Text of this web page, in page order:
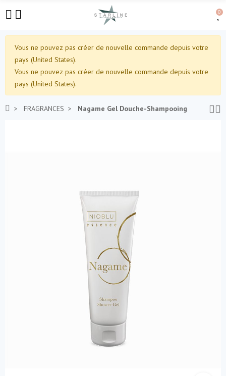
0
Vous ne pouvez pas créer de nouvelle commande depuis votre
pays (United States).
Vous ne pouvez pas créer de nouvelle commande depuis votre
pays (United States).
FRAGRANCES Nagame Gel Douche-Shampooing